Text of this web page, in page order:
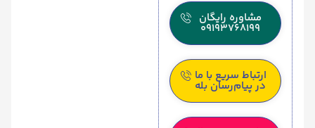
مشاوره رایگان
09193768199
ارتباط سریع با ما
در پیام‌رسان بله